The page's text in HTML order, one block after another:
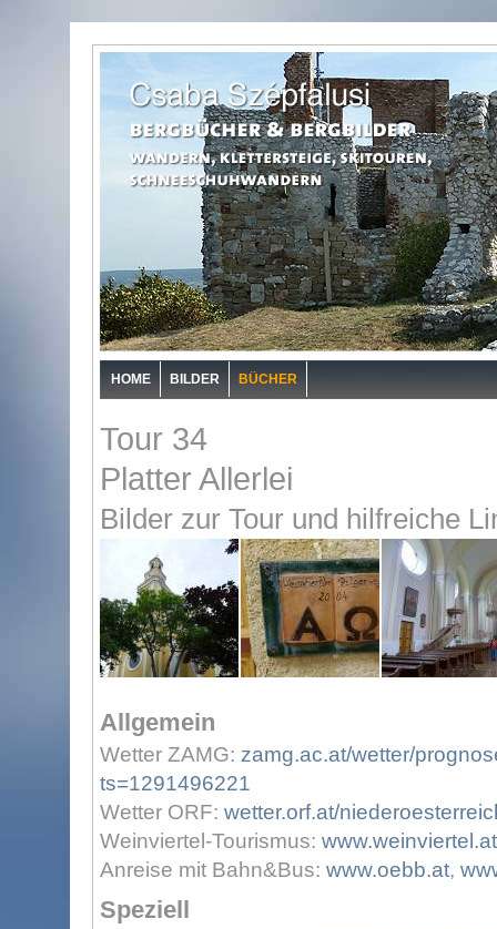
HOME BILDER BÜCHER
Tour 34
Platter Allerlei
Bilder zur Tour und hilfreiche
Allgemein
Wetter ZAMG: zamg.ac.at/wetter/
ts=1291496221
Wetter ORF: wetter.orf.at/
Weinviertel-Tourismus: www.weinviertel.at
Anreise mit Bahn&Bus: www.oebb.at,
Speziell